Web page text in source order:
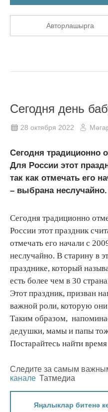
Авторлашырга
Сегодня день
28 октября 2022
Сегодня традиционно
Для России этот
так как отмечать его
– выбрана
Сегодня традиционно
России этот праздник
отмечать его начали с
неслучайно. В старину в
празднике, который
есть более чем в 30
Этот праздник, призван
важной роли, которую
Таким образом,
дедушки, мамы и папы
Постарайтесь найти
Следите за самым
канале Татмедиа
Яңалыклар битенә